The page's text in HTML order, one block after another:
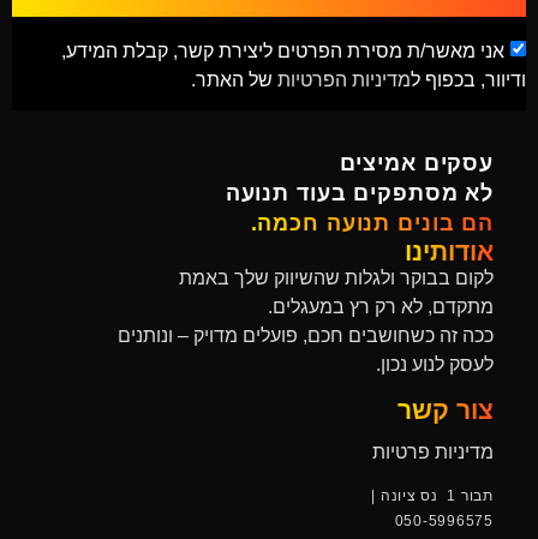
אני מאשר/ת מסירת הפרטים ליצירת קשר, קבלת המידע,
ודיוור, בכפוף למדיניות הפרטיות של האתר.
עסקים אמיצים
לא מסתפקים בעוד תנועה
הם בונים תנועה חכמה.
אודותינו
לקום בבוקר ולגלות שהשיווק שלך באמת
מתקדם, לא רק רץ במעגלים.
ככה זה כשחושבים חכם, פועלים מדויק – ונותנים
לעסק לנוע נכון.
צור קשר
מדיניות פרטיות
תבור 1 נס ציונה |
050-5996575